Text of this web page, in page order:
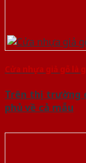
Cửa nhựa giả gỗ là
Trên thị trường
phủ về cả mẫu